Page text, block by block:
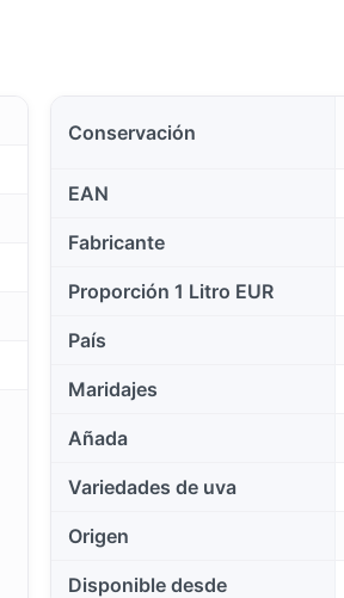
Conservación
EAN
Fabricante
Proporción 1 Litro EUR
País
Maridajes
Añada
Variedades de uva
Origen
Disponible desde